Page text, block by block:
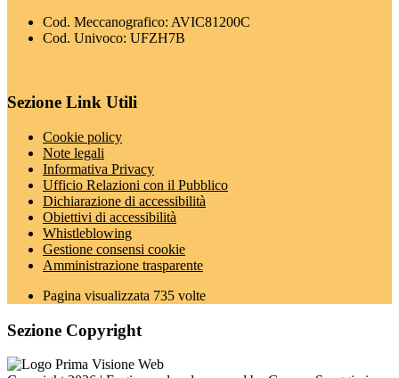
Cod. Meccanografico: AVIC81200C
Cod. Univoco: UFZH7B
Sezione Link Utili
Cookie policy
Note legali
Informativa Privacy
Ufficio Relazioni con il Pubblico
Dichiarazione di accessibilità
Obiettivi di accessibilità
Whistleblowing
Gestione consensi cookie
Amministrazione trasparente
Pagina visualizzata 735 volte
Sezione Copyright